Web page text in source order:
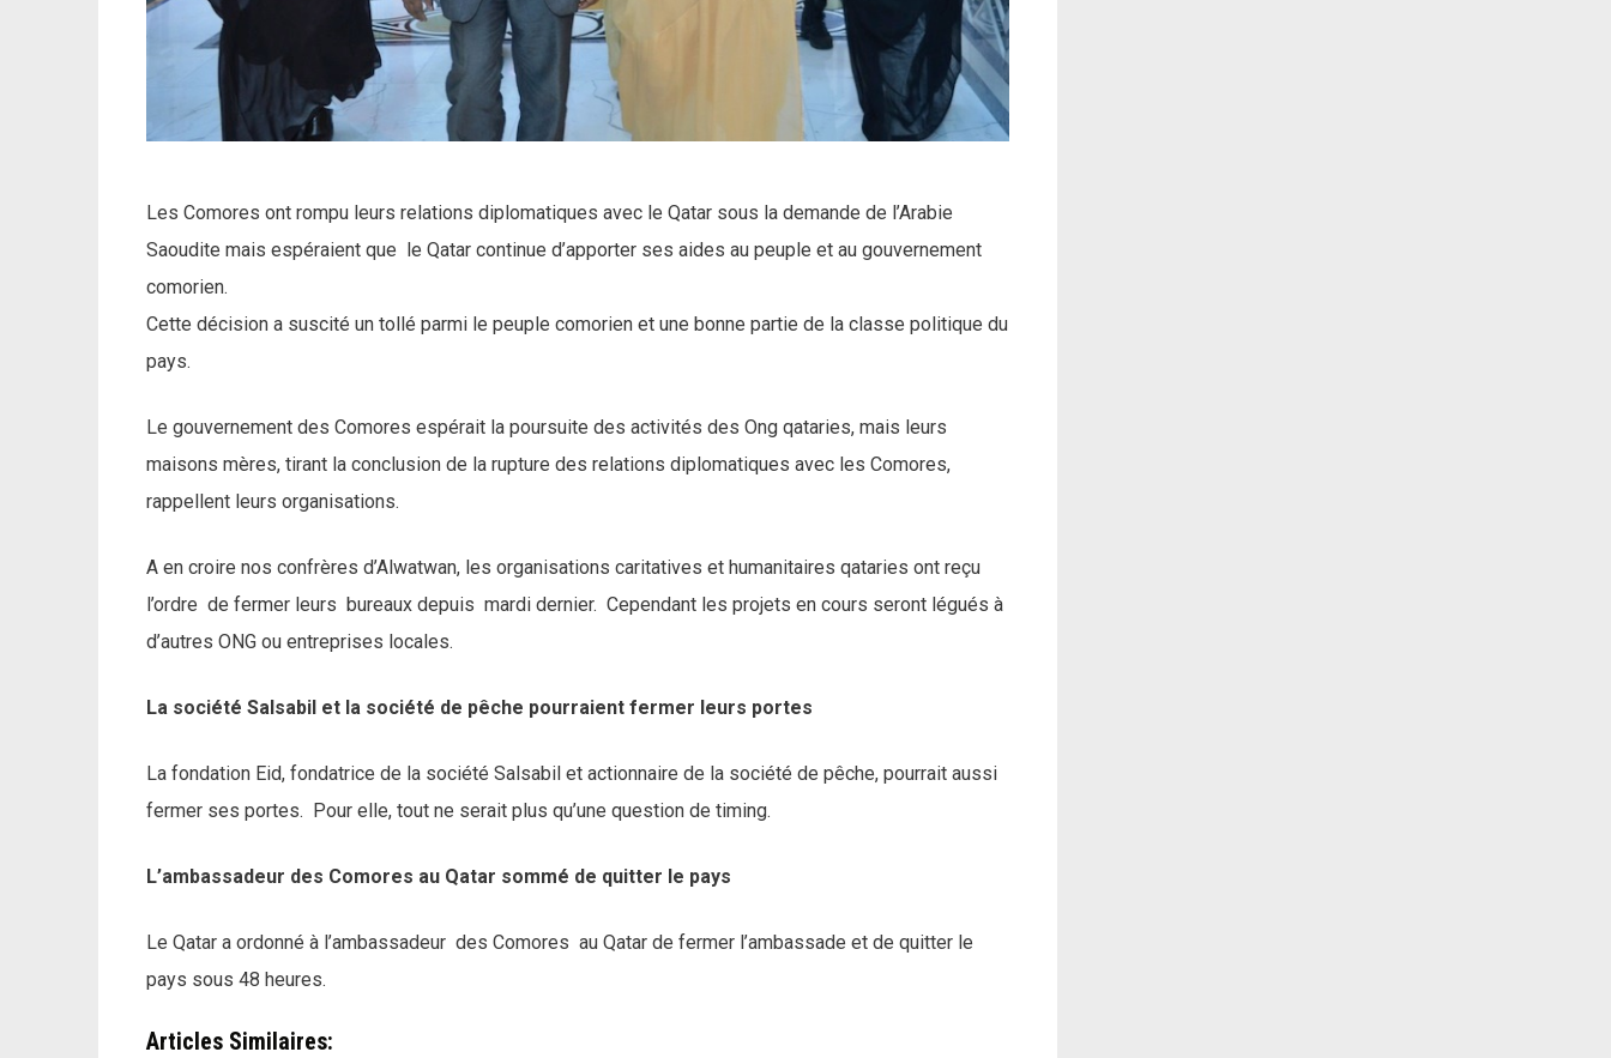
Les Comores ont rompu leurs relations diplomatiques avec le Qatar sous la demande de l’Arabie
Saoudite mais espéraient que le Qatar continue d’apporter ses aides au peuple et au gouvernement
comorien.
Cette décision a suscité un tollé parmi le peuple comorien et une bonne partie de la classe politique du
pays.
Le gouvernement des Comores espérait la poursuite des activités des Ong qataries, mais leurs
maisons mères, tirant la conclusion de la rupture des relations diplomatiques avec les Comores,
rappellent leurs organisations.
A en croire nos confrères d’Alwatwan, les organisations caritatives et humanitaires qataries ont reçu
l’ordre de fermer leurs bureaux depuis mardi dernier. Cependant les projets en cours seront légués à
d’autres ONG ou entreprises locales.
La société Salsabil et la société de pêche pourraient fermer leurs portes
La fondation Eid, fondatrice de la société Salsabil et actionnaire de la société de pêche, pourrait aussi
fermer ses portes. Pour elle, tout ne serait plus qu’une question de timing.
L’ambassadeur des Comores au Qatar sommé de quitter le pays
Le Qatar a ordonné à l’ambassadeur des Comores au Qatar de fermer l’ambassade et de quitter le
pays sous 48 heures.
Articles Similaires: